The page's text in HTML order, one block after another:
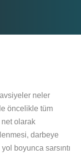
neler
öncelikle tüm
net olarak
darbeye
boyunca sarsıntı